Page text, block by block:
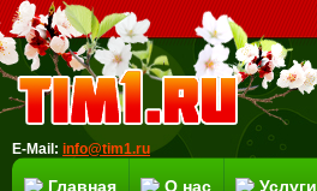
E-Mail: info@tim1.ru
Главная О нас Услуги